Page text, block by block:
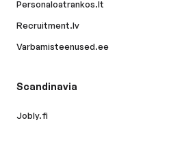
Personaloatrankos.lt
Recruitment.lv
Varbamisteenused.ee
Scandinavia
Jobly.fi